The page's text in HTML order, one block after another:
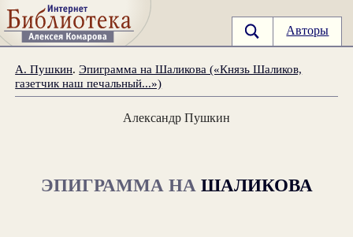
Авторы
А. Пушкин.Эпиграмма на Шаликова («Князь Шаликов,
газетчик наш печальный...»)
Александр Пушкин
ЭПИГРАММА НА ШАЛИКОВА